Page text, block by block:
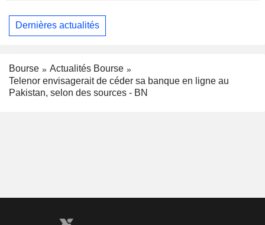
Dernières actualités
Bourse
Actualités Bourse
Telenor envisagerait de céder sa banque en ligne au
Pakistan, selon des sources - BN